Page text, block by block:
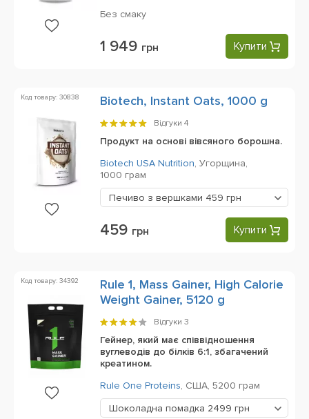
Без смаку
1 949 грн Купити
Код товару: 30838 Biotech, Instant Oats, 1000 g
Відгуки 4
Продукт на основі вівсяного борошна.
Biotech USA Nutrition, Угорщина,
1000 грам
Печиво з вершками 459 грн
459 грн Купити
Код товару: 34392
Rule 1, Mass Gainer, High Calorie
Weight Gainer, 5120 g
Відгуки 3
Гейнер, який має співвідношення
вуглеводів до білків 6:1, збагачений
креатином.
Rule One Proteins, США, 5200 грам
Шоколадна помадка 2499 грн